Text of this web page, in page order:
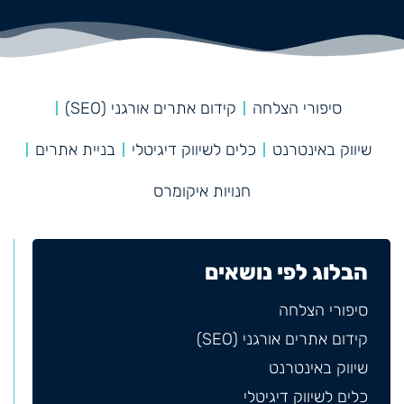
סיפורי הצלחה קידום אתרים אורגני (SEO)
שיווק באינטרנט כלים לשיווק דיגיטלי בניית אתרים
חנויות איקומרס
הבלוג לפי נושאים
סיפורי הצלחה
קידום אתרים אורגני (SEO)
שיווק באינטרנט
כלים לשיווק דיגיטלי